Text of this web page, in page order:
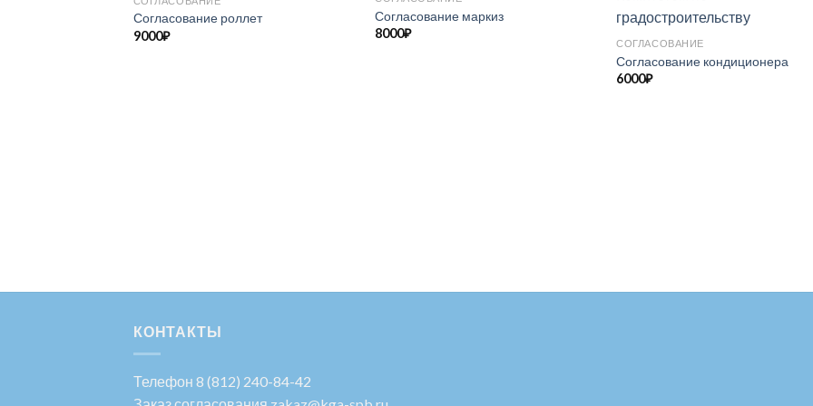
Согласование роллет
9000₽
Согласование маркиз
8000₽
СОГЛАСОВАНИЕ
Согласование кондиционера
6000₽
КОНТАКТЫ
Телефон 8 (812) 240-84-42